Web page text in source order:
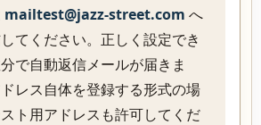
mailtest@jazz-street.com へ
てください。正しく設定でき
で自動返信メールが届きま
レス自体を登録する形式の場
ト用アドレスも許可してくだ